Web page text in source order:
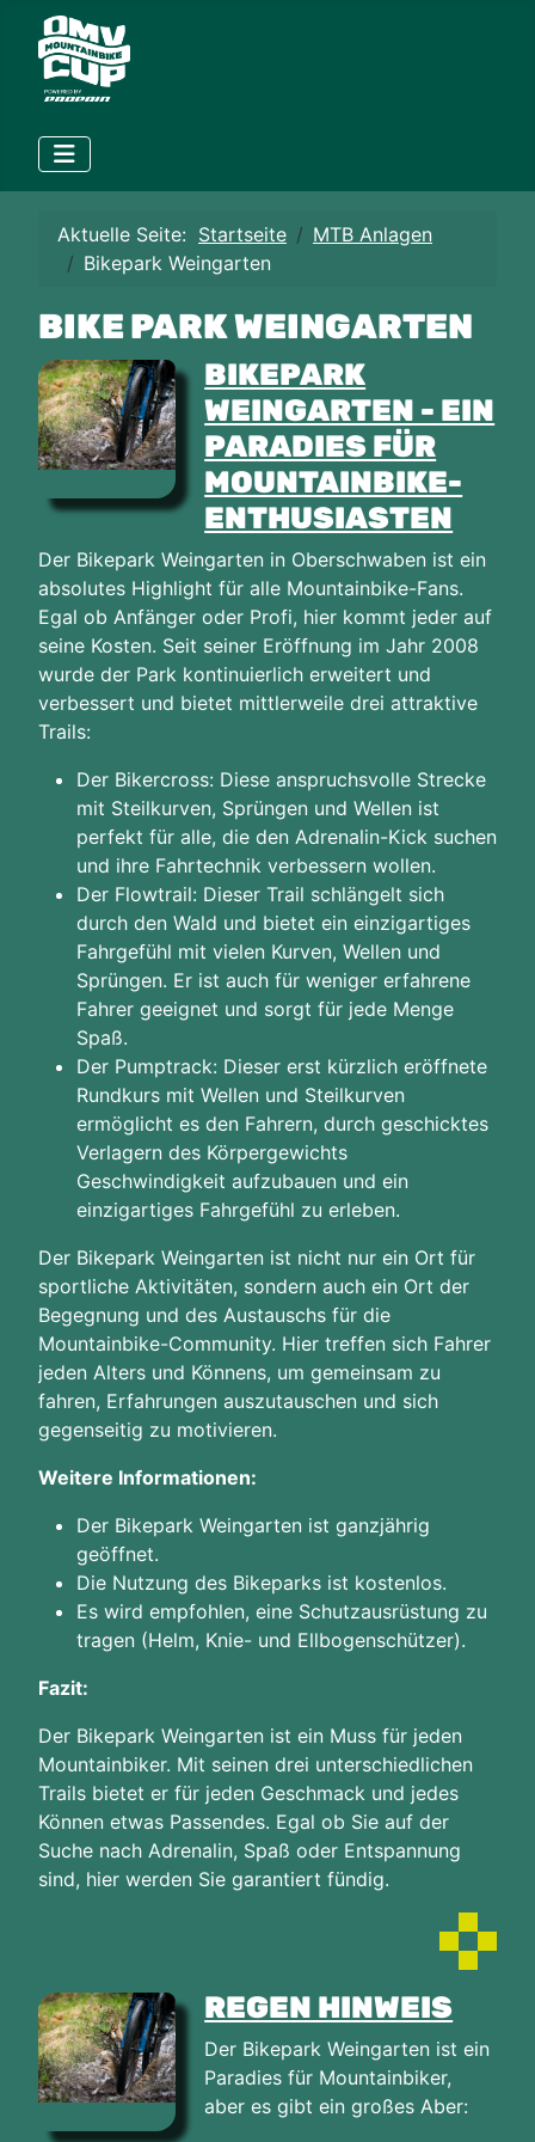
Aktuelle Seite: Startseite
MTB Anlagen
Bikepark Weingarten
BIKE PARK WEINGARTEN
BIKEPARK
WEINGARTEN - EIN
PARADIES FÜR
MOUNTAINBIKE-
ENTHUSIASTEN
Der Bikepark Weingarten in Oberschwaben ist ein
absolutes Highlight für alle Mountainbike-Fans.
Egal ob Anfänger oder Profi, hier kommt jeder auf
seine Kosten. Seit seiner Eröffnung im Jahr 2008
wurde der Park kontinuierlich erweitert und
verbessert und bietet mittlerweile drei attraktive
Trails:
Der Bikercross: Diese anspruchsvolle Strecke
mit Steilkurven, Sprüngen und Wellen ist
perfekt für alle, die den Adrenalin-Kick suchen
und ihre Fahrtechnik verbessern wollen.
Der Flowtrail: Dieser Trail schlängelt sich
durch den Wald und bietet ein einzigartiges
Fahrgefühl mit vielen Kurven, Wellen und
Sprüngen. Er ist auch für weniger erfahrene
Fahrer geeignet und sorgt für jede Menge
Spaß.
Der Pumptrack: Dieser erst kürzlich eröffnete
Rundkurs mit Wellen und Steilkurven
ermöglicht es den Fahrern, durch geschicktes
Verlagern des Körpergewichts
Geschwindigkeit aufzubauen und ein
einzigartiges Fahrgefühl zu erleben.
Der Bikepark Weingarten ist nicht nur ein Ort für
sportliche Aktivitäten, sondern auch ein Ort der
Begegnung und des Austauschs für die
Mountainbike-Community. Hier treffen sich Fahrer
jeden Alters und Könnens, um gemeinsam zu
fahren, Erfahrungen auszutauschen und sich
gegenseitig zu motivieren.
Weitere Informationen:
Der Bikepark Weingarten ist ganzjährig
geöffnet.
Die Nutzung des Bikeparks ist kostenlos.
Es wird empfohlen, eine Schutzausrüstung zu
tragen (Helm, Knie- und Ellbogenschützer).
Fazit:
Der Bikepark Weingarten ist ein Muss für jeden
Mountainbiker. Mit seinen drei unterschiedlichen
Trails bietet er für jeden Geschmack und jedes
Können etwas Passendes. Egal ob Sie auf der
Suche nach Adrenalin, Spaß oder Entspannung
sind, hier werden Sie garantiert fündig.
REGEN HINWEIS
Der Bikepark Weingarten ist ein
Paradies für Mountainbiker,
aber es gibt ein großes Aber: